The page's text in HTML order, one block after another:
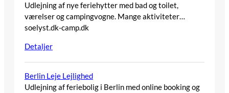
Udlejning af nye feriehytter med bad og toilet,
værelser og campingvogne. Mange aktiviteter…
soelyst.dk-camp.dk
Detaljer
Berlin Leje Lejlighed
Udlejning af feriebolig i Berlin med online booking og